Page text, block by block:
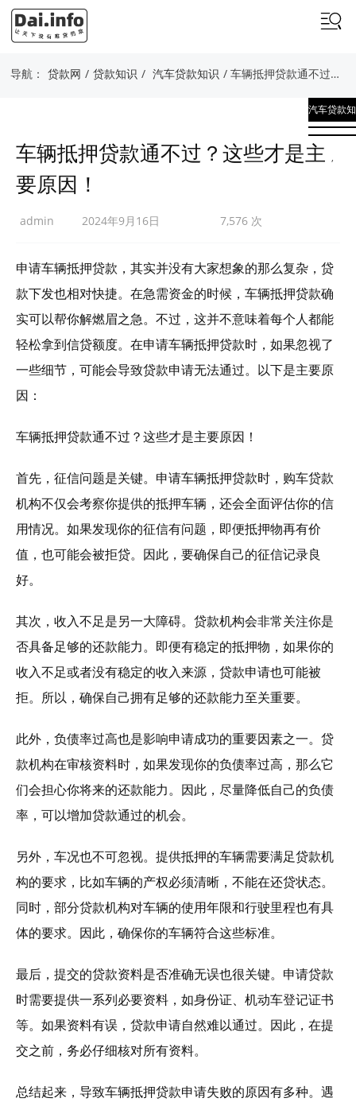
导航： 贷款网 / 贷款知识 / 汽车贷款知识 / 车辆抵押贷款通不过？这些才是主要原因！
汽车贷款知
识
,
车辆抵押贷款通不过？这些才是主
要原因！
admin 2024年9月16日 7,576 次
申请车辆抵押贷款，其实并没有大家想象的那么复杂，贷
款下发也相对快捷。在急需资金的时候，车辆抵押贷款确
实可以帮你解燃眉之急。不过，这并不意味着每个人都能
轻松拿到信贷额度。在申请车辆抵押贷款时，如果忽视了
一些细节，可能会导致贷款申请无法通过。以下是主要原
因：
车辆抵押贷款通不过？这些才是主要原因！
首先，征信问题是关键。申请车辆抵押贷款时，购车贷款
机构不仅会考察你提供的抵押车辆，还会全面评估你的信
用情况。如果发现你的征信有问题，即便抵押物再有价
值，也可能会被拒贷。因此，要确保自己的征信记录良
好。
其次，收入不足是另一大障碍。贷款机构会非常关注你是
否具备足够的还款能力。即便有稳定的抵押物，如果你的
收入不足或者没有稳定的收入来源，贷款申请也可能被
拒。所以，确保自己拥有足够的还款能力至关重要。
此外，负债率过高也是影响申请成功的重要因素之一。贷
款机构在审核资料时，如果发现你的负债率过高，那么它
们会担心你将来的还款能力。因此，尽量降低自己的负债
率，可以增加贷款通过的机会。
另外，车况也不可忽视。提供抵押的车辆需要满足贷款机
构的要求，比如车辆的产权必须清晰，不能在还贷状态。
同时，部分贷款机构对车辆的使用年限和行驶里程也有具
体的要求。因此，确保你的车辆符合这些标准。
最后，提交的贷款资料是否准确无误也很关键。申请贷款
时需要提供一系列必要资料，如身份证、机动车登记证书
等。如果资料有误，贷款申请自然难以通过。因此，在提
交之前，务必仔细核对所有资料。
总结起来，导致车辆抵押贷款申请失败的原因有多种。遇